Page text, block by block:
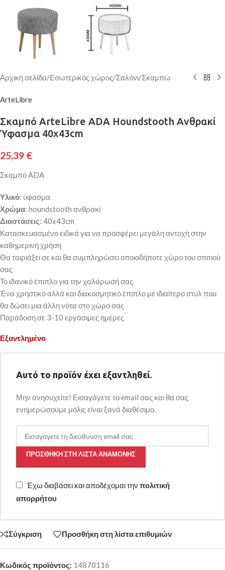
Αρχική σελίδα/Εσωτερικός χώρος/Σαλόνι/Σκαμπώ
ArteLibre
Σκαμπό ArteLibre ADA Houndstooth Ανθρακί
Ύφασμα 40x43cm
25,39 €
Σκαμπό ADA
Υλικό: ύφασμα
Χρώμα: houndstooth ανθρακί
Διαστάσεις: 40x43cm
Κατασκευασμένο ειδικά για να προσφέρει μεγάλη αντοχή στην
καθημερινή χρήση
Θα ταιριάξει σε και θα συμπληρώσει οποιοδήποτε χώρο του σπιτιού
σας
Το ιδανικό έπιπλο για την χαλάρωσή σας
Ένα χρηστικό αλλά και διακοσμητικό έπιπλο με ιδιαίτερο στυλ που
θα δώσει μια άλλη νότα στο χώρο σας
Παράδοση σε 3-10 εργάσιμες ημέρες
Εξαντλημένο
Αυτό το προϊόν έχει εξαντληθεί.
Μην ανησυχείτε! Εισαγάγετε το email σας και θα σας
ενημερώσουμε μόλις είναι ξανά διαθέσιμο.
ΠΡΟΣΘΉΚΗ ΣΤΗ ΛΊΣΤΑ ΑΝΑΜΟΝΉΣ
Έχω διαβάσει και αποδέχομαι την πολιτική
απορρήτου
Σύγκριση Προσθήκη στη λίστα επιθυμιών
Κωδικός προϊόντος: 14870116